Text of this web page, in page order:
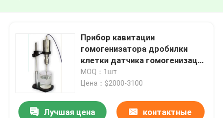
Прибор кавитации
гомогенизатора дробилки
клетки датчика гомогенизации
ультразвуковой
MOQ：1шт
Цена：$2000-3100
Лучшая цена контактные